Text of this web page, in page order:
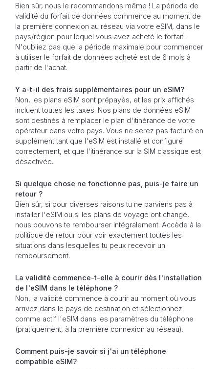
Bien sûr, nous le recommandons même ! La période de
validité du forfait de données commence au moment de
la première connexion au réseau via votre eSIM, dans le
pays/région pour lequel vous avez acheté le forfait.
N'oubliez pas que la période maximale pour commencer
à utiliser le forfait de données acheté est de 6 mois à
partir de l'achat.
Y a-t-il des frais supplémentaires pour un eSIM?
Non, les plans eSIM sont prépayés, et les prix affichés
incluent toutes les taxes. Nos plans de données eSIM
sont destinés à remplacer le plan d'itinérance de votre
opérateur dans votre pays. Vous ne serez pas facturé en
supplément tant que l'eSIM est installé et configuré
correctement, et que l'itinérance sur la SIM classique est
désactivée.
Si quelque chose ne fonctionne pas, puis-je faire un
retour ?
Bien sûr, si pour diverses raisons tu ne parviens pas à
installer l'eSIM ou si les plans de voyage ont changé,
nous pouvons te rembourser intégralement. Accède à la
politique de retour pour voir exactement toutes les
situations dans lesquelles tu peux recevoir un
remboursement.
La validité commence-t-elle à courir dès l'installation
de l'eSIM dans le téléphone ?
Non, la validité commence à courir au moment où vous
arrivez dans le pays de destination et sélectionnez
comme actif l'eSIM dans les paramètres du téléphone
(pratiquement, à la première connexion au réseau).
Comment puis-je savoir si j'ai un téléphone
compatible eSIM?